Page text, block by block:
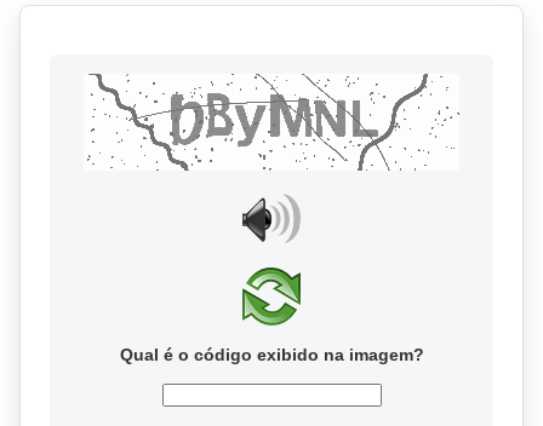
Qual é o código exibido na imagem?